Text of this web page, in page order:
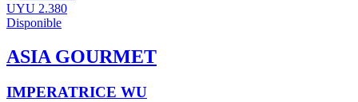
UYU 2.380
Disponible
ASIA GOURMET
IMPERATRICE WU